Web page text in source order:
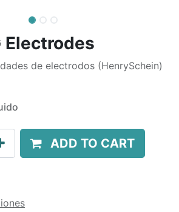
Electrodes
de electrodos (HenrySchein)
ADD TO CART